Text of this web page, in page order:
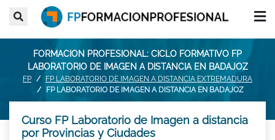
FORMACION PROFESIONAL: CICLO FORMATIVO FP
LABORATORIO DE IMAGEN A DISTANCIA EN BADAJOZ
FP
FP LABORATORIO DE IMAGEN A DISTANCIA EXTREMADURA
FP LABORATORIO DE IMAGEN A DISTANCIA EN BADAJOZ
Curso FP Laboratorio de Imagen a distancia
por Provincias y Ciudades